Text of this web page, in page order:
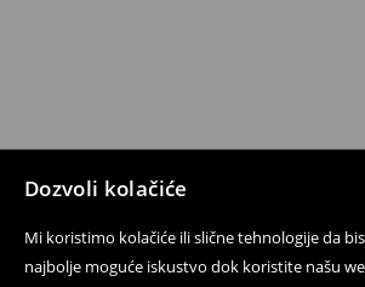
Dozvoli kolačiće
Mi koristimo kolačiće ili slične tehnologije da
najbolje moguće iskustvo dok koristite našu